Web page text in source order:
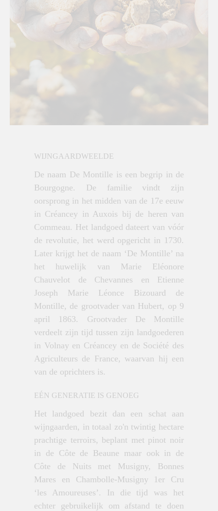
WIJNGAARDWEELDE
De naam De Montille is een begrip in de
Bourgogne. De familie vindt zijn
oorsprong in het midden van de 17e eeuw
in Créancey in Auxois bij de heren van
Commeau. Het landgoed dateert van vóór
de revolutie, het werd opgericht in 1730.
Later krijgt het de naam ‘De Montille’ na
het huwelijk van Marie Eléonore
Chauvelot de Chevannes en Etienne
Joseph Marie Léonce Bizouard de
Montille, de grootvader van Hubert, op 9
april 1863. Grootvader De Montille
verdeelt zijn tijd tussen zijn landgoederen
in Volnay en Créancey en de Société des
Agriculteurs de France, waarvan hij een
van de oprichters is.
EÉN GENERATIE IS GENOEG
Het landgoed bezit dan een schat aan
wijngaarden, in totaal zo'n twintig hectare
prachtige terroirs, beplant met pinot noir
in de Côte de Beaune maar ook in de
Côte de Nuits met Musigny, Bonnes
Mares en Chambolle-Musigny 1er Cru
‘les Amoureuses’. In die tijd was het
echter gebruikelijk om afstand te doen